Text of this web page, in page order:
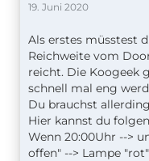
19. Juni 2020
Als erstes müsstest
Reichweite vom
reicht. Die Koogeek
schnell mal eng
Du brauchst
Hier kannst du
Wenn 20:00Uhr -->
offen" --> Lampe "rot"